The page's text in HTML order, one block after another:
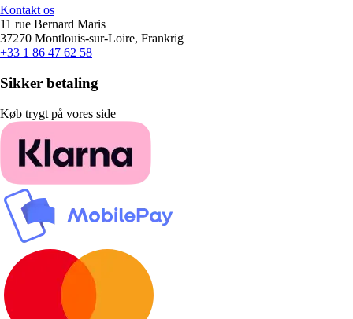
Kontakt os
11 rue Bernard Maris
37270 Montlouis-sur-Loire, Frankrig
+33 1 86 47 62 58
Sikker betaling
Køb trygt på vores side